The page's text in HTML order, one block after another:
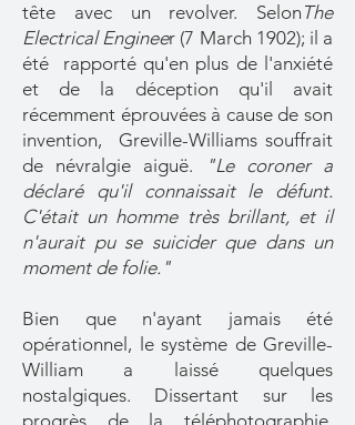
tête avec un revolver. Selon The
Electrical Engineer (7 March 1902); il a
été rapporté qu'en plus de l'anxiété
et de la déception qu'il avait
récemment éprouvées à cause de son
invention, Greville-Williams souffrait
de névralgie aiguë.
"Le coroner a
déclaré qu'il connaissait le défunt.
C'était un homme très brillant, et il
n'aurait pu se suicider que dans un
moment de folie."
Bien que n'ayant jamais été
opérationnel, le système de Greville-
William a laissé quelques
nostalgiques. Dissertant sur les
progrès de la téléphotographie,